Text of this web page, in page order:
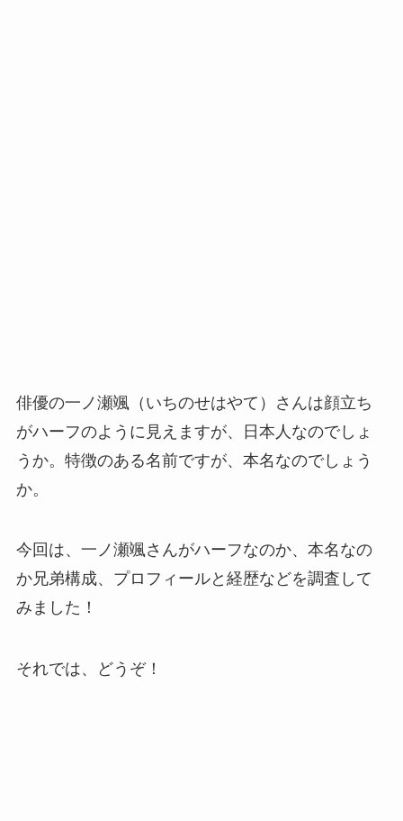
俳優の一ノ瀬颯（いちのせはやて）さんは顔立ち
がハーフのように見えますが、日本人なのでしょ
うか。特徴のある名前ですが、本名なのでしょう
か。
今回は、一ノ瀬颯さんがハーフなのか、本名なの
か兄弟構成、プロフィールと経歴などを調査して
みました！
それでは、どうぞ！